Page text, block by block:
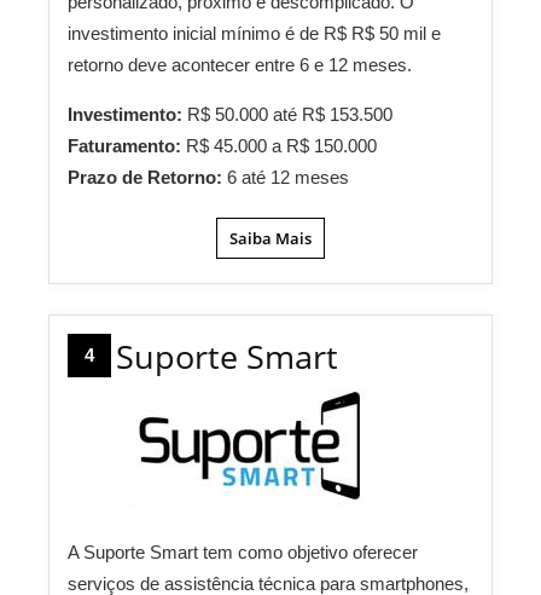
investimento inicial mínimo é de R$ R$ 50 mil e
retorno deve acontecer entre 6 e 12 meses.
Investimento: R$ 50.000 até R$ 153.500
Faturamento: R$ 45.000 a R$ 150.000
Prazo de Retorno: 6 até 12 meses
Saiba Mais
4 Suporte Smart
A Suporte Smart tem como objetivo oferecer
serviços de assistência técnica para smartphones,